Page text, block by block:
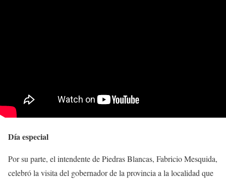
Día especial
Por su parte, el intendente de Piedras Blancas, Fabricio Mesquida,
celebró la visita del gobernador de la provincia a la localidad que